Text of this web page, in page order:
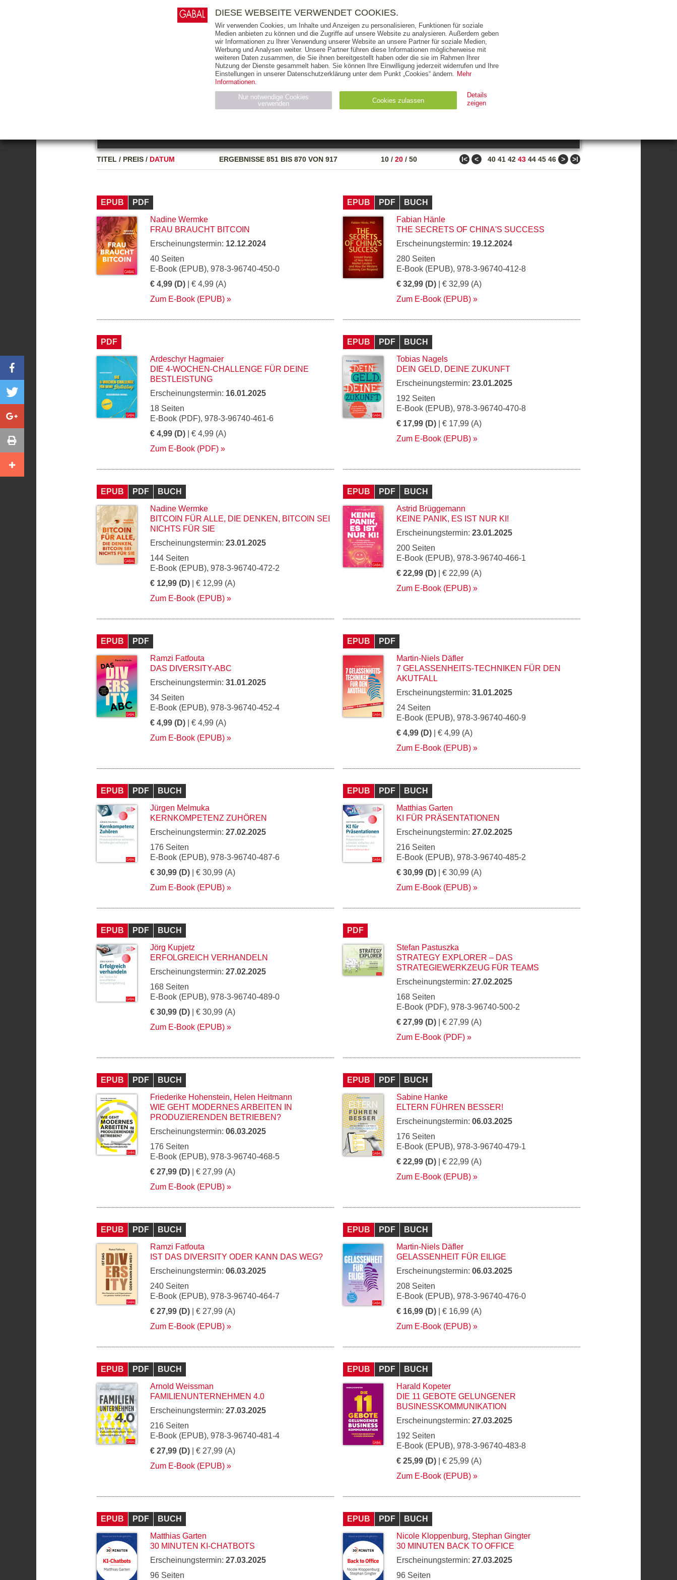
AUSGABEART AUS DER REIHE ZUM THEMA
TITEL / PREIS / DATUM ERGEBNISSE851 BIS 870 VON 917 10 / 20 / 50 ǀ< < 40 41 42 43 44 45 46 > >ǀ
EPUB
PDF
Nadine Wermke
FRAU BRAUCHT BITCOIN
Erscheinungstermin: 12.12.2024
40 Seiten
E-Book (EPUB), 978-3-96740-450-0
€ 4,99 (D) | € 4,99 (A)
Zum E-Book (EPUB)
EPUB PDF
BUCH
Fabian Hänle
THE SECRETS OF CHINA'S SUCCESS
Erscheinungstermin: 19.12.2024
280 Seiten
E-Book (EPUB), 978-3-96740-412-8
€ 32,99 (D) | € 32,99 (A)
Zum E-Book (EPUB)
PDF
Ardeschyr Hagmaier
DIE 4-WOCHEN-CHALLENGE FÜR DEINE
BESTLEISTUNG
Erscheinungstermin: 16.01.2025
18 Seiten
E-Book (PDF), 978-3-96740-461-6
€ 4,99 (D) | € 4,99 (A)
Zum E-Book (PDF)
EPUB PDF
BUCH
Tobias Nagels
DEIN GELD, DEINE ZUKUNFT
Erscheinungstermin: 23.01.2025
192 Seiten
E-Book (EPUB), 978-3-96740-470-8
€ 17,99 (D) | € 17,99 (A)
Zum E-Book (EPUB)
EPUB PDF
BUCH
Nadine Wermke
BITCOIN FÜR ALLE, DIE DENKEN, BITCOIN SEI
NICHTS FÜR SIE
Erscheinungstermin: 23.01.2025
144 Seiten
E-Book (EPUB), 978-3-96740-472-2
€ 12,99 (D) | € 12,99 (A)
Zum E-Book (EPUB)
EPUB PDF
BUCH
Astrid Brüggemann
KEINE PANIK, ES IST NUR KI!
Erscheinungstermin: 23.01.2025
200 Seiten
E-Book (EPUB), 978-3-96740-466-1
€ 22,99 (D) | € 22,99 (A)
Zum E-Book (EPUB)
EPUB
PDF
Ramzi Fatfouta
DAS DIVERSITY-ABC
Erscheinungstermin: 31.01.2025
34 Seiten
E-Book (EPUB), 978-3-96740-452-4
€ 4,99 (D) | € 4,99 (A)
Zum E-Book (EPUB)
EPUB
PDF
Martin-Niels Däfler
7 GELASSENHEITS-TECHNIKEN FÜR DEN
AKUTFALL
Erscheinungstermin: 31.01.2025
24 Seiten
E-Book (EPUB), 978-3-96740-460-9
€ 4,99 (D) | € 4,99 (A)
Zum E-Book (EPUB)
EPUB PDF
BUCH
Jürgen Melmuka
KERNKOMPETENZ ZUHÖREN
Erscheinungstermin: 27.02.2025
176 Seiten
E-Book (EPUB), 978-3-96740-487-6
€ 30,99 (D) | € 30,99 (A)
Zum E-Book (EPUB)
EPUB PDF
BUCH
Matthias Garten
KI FÜR PRÄSENTATIONEN
Erscheinungstermin: 27.02.2025
216 Seiten
E-Book (EPUB), 978-3-96740-485-2
€ 30,99 (D) | € 30,99 (A)
Zum E-Book (EPUB)
EPUB PDF
BUCH
Jörg Kupjetz
ERFOLGREICH VERHANDELN
Erscheinungstermin: 27.02.2025
168 Seiten
E-Book (EPUB), 978-3-96740-489-0
€ 30,99 (D) | € 30,99 (A)
Zum E-Book (EPUB)
PDF
Stefan Pastuszka
STRATEGY EXPLORER – DAS
STRATEGIEWERKZEUG FÜR TEAMS
Erscheinungstermin: 27.02.2025
168 Seiten
E-Book (PDF), 978-3-96740-500-2
€ 27,99 (D) | € 27,99 (A)
Zum E-Book (PDF)
EPUB PDF
BUCH
Friederike Hohenstein, Helen Heitmann
WIE GEHT MODERNES ARBEITEN IN
PRODUZIERENDEN BETRIEBEN?
Erscheinungstermin: 06.03.2025
176 Seiten
E-Book (EPUB), 978-3-96740-468-5
€ 27,99 (D) | € 27,99 (A)
Zum E-Book (EPUB)
EPUB PDF
BUCH
Sabine Hanke
ELTERN FÜHREN BESSER!
Erscheinungstermin: 06.03.2025
176 Seiten
E-Book (EPUB), 978-3-96740-479-1
€ 22,99 (D) | € 22,99 (A)
Zum E-Book (EPUB)
EPUB PDF
BUCH
Ramzi Fatfouta
IST DAS DIVERSITY ODER KANN DAS WEG?
Erscheinungstermin: 06.03.2025
240 Seiten
E-Book (EPUB), 978-3-96740-464-7
€ 27,99 (D) | € 27,99 (A)
Zum E-Book (EPUB)
EPUB PDF
BUCH
Martin-Niels Däfler
GELASSENHEIT FÜR EILIGE
Erscheinungstermin: 06.03.2025
208 Seiten
E-Book (EPUB), 978-3-96740-476-0
€ 16,99 (D) | € 16,99 (A)
Zum E-Book (EPUB)
EPUB PDF
BUCH
Arnold Weissman
FAMILIENUNTERNEHMEN 4.0
Erscheinungstermin: 27.03.2025
216 Seiten
E-Book (EPUB), 978-3-96740-481-4
€ 27,99 (D) | € 27,99 (A)
Zum E-Book (EPUB)
EPUB PDF
BUCH
Harald Kopeter
DIE 11 GEBOTE GELUNGENER
BUSINESSKOMMUNIKATION
Erscheinungstermin: 27.03.2025
192 Seiten
E-Book (EPUB), 978-3-96740-483-8
€ 25,99 (D) | € 25,99 (A)
Zum E-Book (EPUB)
EPUB PDF
BUCH
Matthias Garten
30 MINUTEN KI-CHATBOTS
Erscheinungstermin: 27.03.2025
96 Seiten
EPUB PDF
BUCH
Nicole Kloppenburg, Stephan Gingter
30 MINUTEN BACK TO OFFICE
Erscheinungstermin: 27.03.2025
96 Seiten
E-BOOKS AUDIO-CDS MP3 NON-BOOKS
THEMEN AUTOREN VERLAG
RIGHTS PRESSE HANDEL FÜR UNTERNEHMEN
DIESE WEBSEITE VERWENDET COOKIES.
Wir verwenden Cookies, um Inhalte und Anzeigen zu personalisieren, Funktionen für soziale
Medien anbieten zu können und die Zugriffe auf unsere Website zu analysieren. Außerdem geben
wir Informationen zu Ihrer Verwendung unserer Website an unsere Partner für soziale Medien,
Werbung und Analysen weiter. Unsere Partner führen diese Informationen möglicherweise mit
weiteren Daten zusammen, die Sie ihnen bereitgestellt haben oder die sie im Rahmen Ihrer
Nutzung der Dienste gesammelt haben. Sie können Ihre Einwilligung jederzeit widerrufen und Ihre
Einstellungen in unserer Datenschutzerklärung unter dem Punkt „Cookies“ ändern. Mehr
Informationen.
Nur notwendige Cookies
verwenden
Cookies zulassen
Details
zeigen
Name Anbieter Zweck Ablauf
Typ
CMS_SESSION_ID
gabal-
Wird für die Speicherung der Benutzer-Session verwendet Session HTTP